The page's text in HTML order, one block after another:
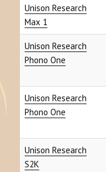
Unison Research
Max 1
Unison Research
Phono One
Unison Research
Phono One
Unison Research
S2K